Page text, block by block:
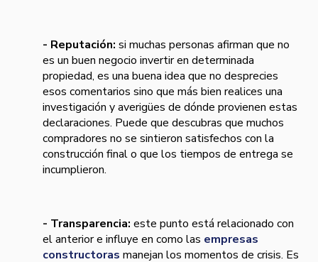
- Reputación: si muchas personas afirman que no
es un buen negocio invertir en determinada
propiedad, es una buena idea que no desprecies
esos comentarios sino que más bien realices una
investigación y averigües de dónde provienen estas
declaraciones. Puede que descubras que muchos
compradores no se sintieron satisfechos con la
construcción final o que los tiempos de entrega se
incumplieron.
- Transparencia: este punto está relacionado con
el anterior e influye en como las empresas
constructoras manejan los momentos de crisis. Es